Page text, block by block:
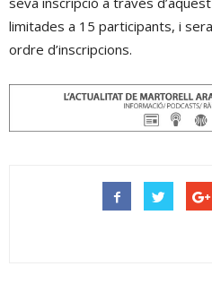
limitades a 15 participants, i
ordre d’inscripcions.